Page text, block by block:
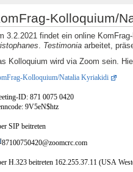
KomödieKolloquium/
3.2.2021 findet ein online
Testimonia arbeitet,
Kolloquium wird via Zoom sein.
Kolloquium/Natalia Kyriakidi
ID: 871 0075 0420
9V5eN$htz
SIP beitreten
87100750420@zoomcrc.com
H.323 beitreten 162.255.37.11 (USA